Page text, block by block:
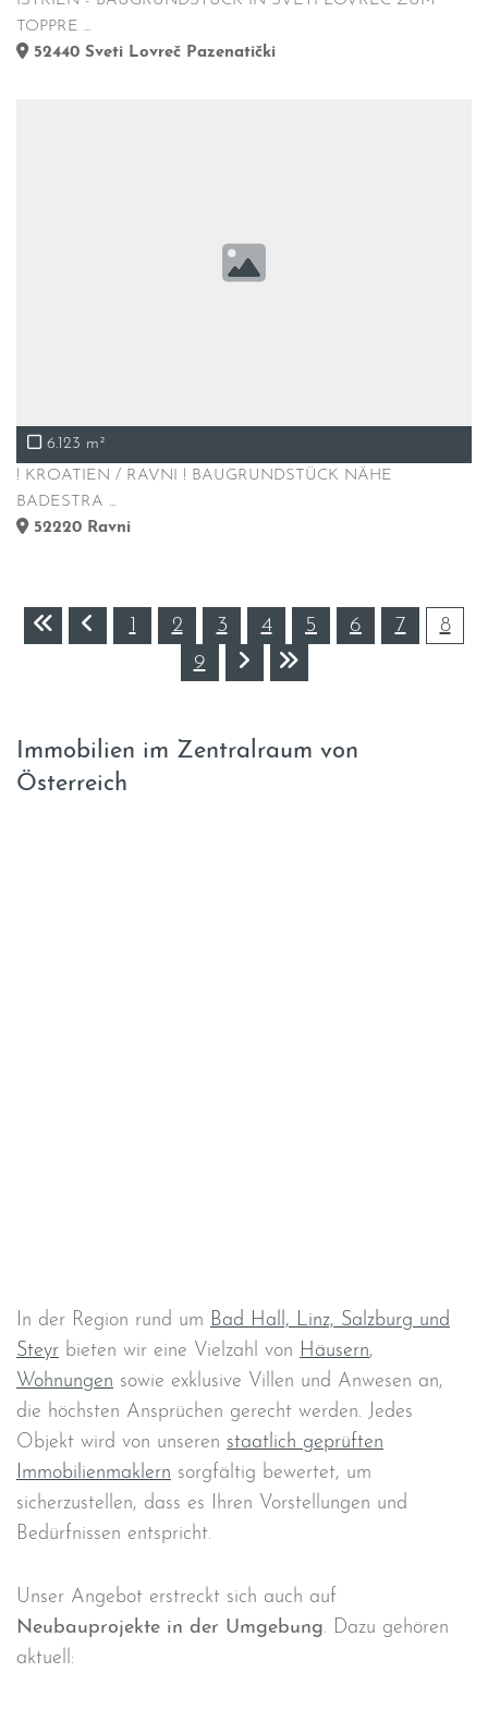
TOPPRE ...
52440 Sveti Lovreč Pazenatički
6.123 m²
! KROATIEN / RAVNI ! BAUGRUNDSTÜCK NÄHE
BADESTRA ...
52220 Ravni
1 2 3 4 5 6 7
8
9
Immobilien im Zentralraum von
Österreich
In der Region rund um Bad Hall, Linz, Salzburg und
Steyr bieten wir eine Vielzahl von Häusern,
Wohnungen sowie exklusive Villen und Anwesen an,
die höchsten Ansprüchen gerecht werden. Jedes
Objekt wird von unseren staatlich geprüften
Immobilienmaklern sorgfältig bewertet, um
sicherzustellen, dass es Ihren Vorstellungen und
Bedürfnissen entspricht.
Unser Angebot erstreckt sich auch auf
Neubauprojekte in der Umgebung. Dazu gehören
aktuell: